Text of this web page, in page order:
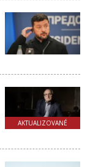
AKTUALIZOVANÉ